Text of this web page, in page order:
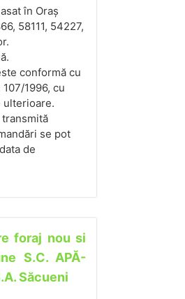
în Oraș
58111, 54227,
conformă cu
1996, cu
ulterioare.
se pot
de
foraj nou si
S.C. APĂ-
Săcueni